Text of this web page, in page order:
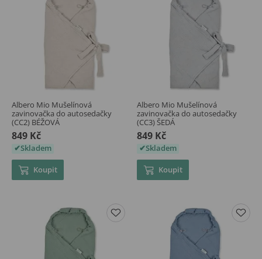
Albero Mio Mušelínová
zavinovačka do autosedačky
(CC2) BÉŽOVÁ
849 Kč
Skladem
Koupit
Albero Mio Mušelínová
zavinovačka do autosedačky
(CC3) ŠEDÁ
849 Kč
Skladem
Koupit